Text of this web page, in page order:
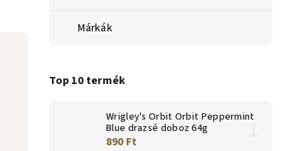
Márkák
Top 10 termék
Wrigley's Orbit Orbit Peppermint
Blue drazsé doboz 64g
890 Ft